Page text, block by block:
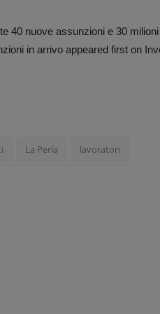
40 nuove assunzioni e 30
in arrivo appeared first on
La Perla lavoratori